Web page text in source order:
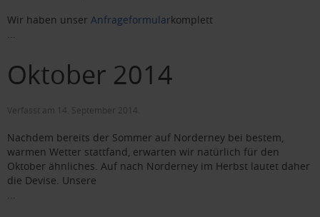
Wir haben unser Anfrageformularkomplett
...
Oktober 2014
Verfasst am 14. September 2014
Nachdem bereits der Sommer auf Norderney bei bestem,
warmen Wetter stattfand, erwarten wir natürlich für den
Oktober ähnliches. Auf nach Norderney im Herbst lautet daher
die Devise. Unsere
...